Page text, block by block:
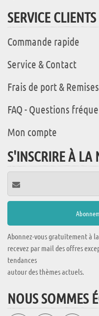
SERVICE CLIENTS
Commande rapide
Service & Contact
Frais de port & Remises
FAQ - Questions
Mon compte
S'INSCRIRE À LA
Abonnez-vous gratuitement à
recevez par mail des offres
tendances
autour des thèmes actuels.
NOUS SOMMES